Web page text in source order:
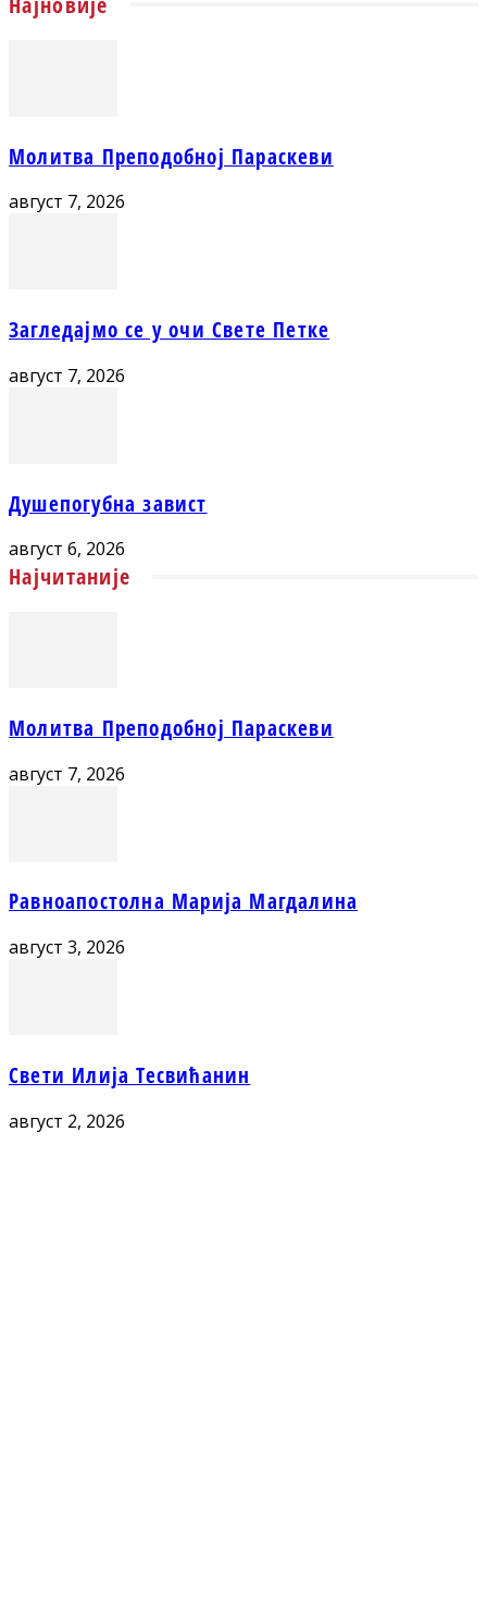
Молитва Преподобној Параскеви
август 7, 2026
Загледајмо се у очи Свете Петке
август 7, 2026
Душепогубна завист
август 6, 2026
Најчитаније
Молитва Преподобној Параскеви
август 7, 2026
Равноапостолна Марија Магдалина
август 3, 2026
Свети Илија Тесвићанин
август 2, 2026